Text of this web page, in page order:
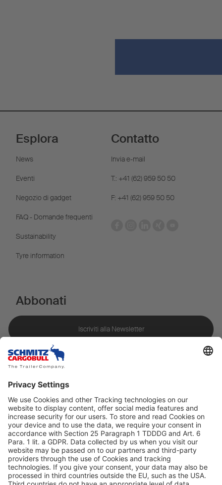
Esplora
News
Eventi
Negozio di gadget
FAQ - Domande frequenti
Sustainability
Tyre information
Contatto
Invia e-mail
T.: +41 (62) 959 50 50
F: +41 (62) 959 50 50
Abbonati